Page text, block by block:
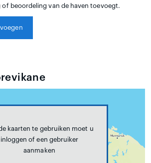
beoordeling van de haven toevoegt.
kaarten te gebruiken moet u
inloggen of een gebruiker
aanmaken